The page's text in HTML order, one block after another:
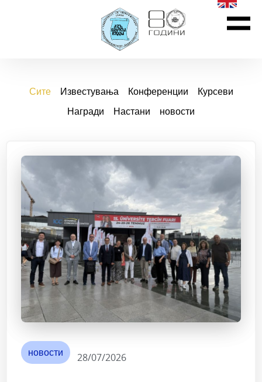
Известувања Конференции
Курсеви
Награди
Настани новости
Сите
новости 28/07/2026